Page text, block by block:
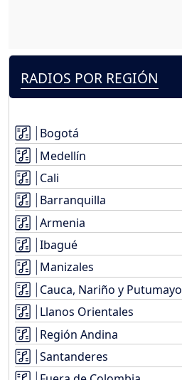
RADIOS POR REGIÓN
Bogotá
Medellín
Cali
Barranquilla
Armenia
Ibagué
Manizales
Cauca, Nariño y Putumayo
Llanos Orientales
Región Andina
Santanderes